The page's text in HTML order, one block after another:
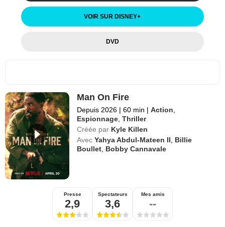
VOIR SUR DISNEY+
DVD
Man On Fire
Depuis 2026 | 60 min | Action
Espionnage ,Thriller
Créée par Kyle Killen
Avec Yahya Abdul-Mateen II
Billie
Boullet Bobby Cannavale
Presse
2,9
Spectateurs
3,6
Mes amis
--